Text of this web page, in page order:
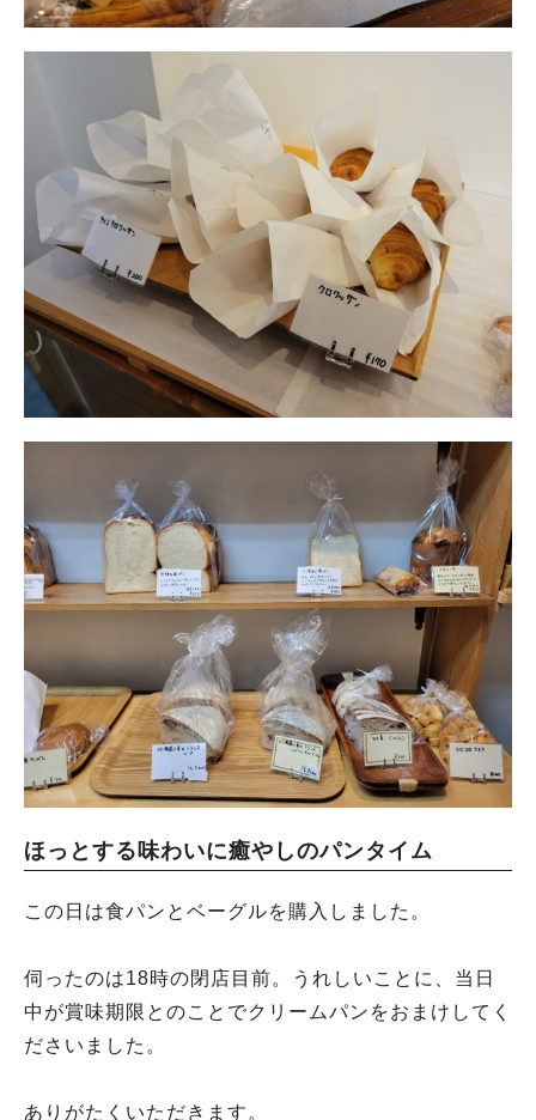
ほっとする味わいに癒やしのパンタイム
この日は食パンとベーグルを購入しました。
伺ったのは18時の閉店目前。うれしいことに、当日
中が賞味期限とのことでクリームパンをおまけしてく
ださいました。
ありがたくいただきます。